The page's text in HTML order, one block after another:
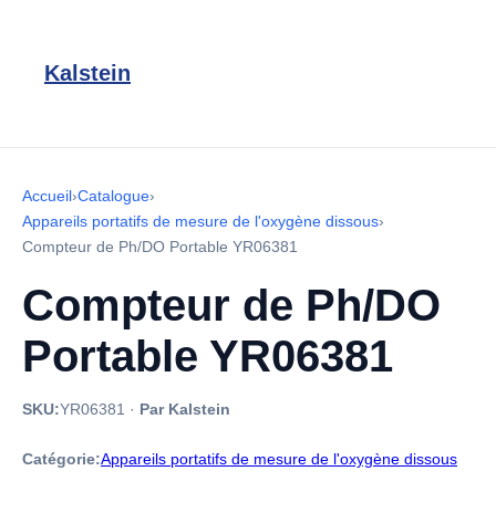
Kalstein
Accueil›Catalogue›
Appareils portatifs de mesure de l'oxygène dissous›
Compteur de Ph/DO Portable YR06381
Compteur de Ph/DO
Portable YR06381
SKU:YR06381 · Par Kalstein
Catégorie:Appareils portatifs de mesure de l'oxygène dissous